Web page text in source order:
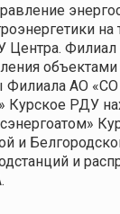
Филиала АО
РДУ
и
и